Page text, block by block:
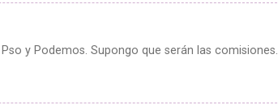
y Podemos. Supongo que serán las comisiones.